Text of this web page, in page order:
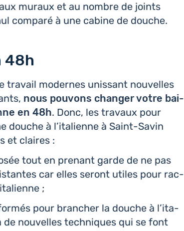
muraux et au nombre de joints
comparé à une cabine de douche.
48h
travail modernes unis­sant nou­velles
nous pouvons changer votre bai­
en 48h. Donc, les travaux pour
douche à l’i­ta­lienne à Saint-Savin
et claires :
tout en prenant garde de ne pas
car elles seront utiles pour rac­
;
pour bran­cher la douche à l’i­ta­
de nou­velles tech­niques qui se font